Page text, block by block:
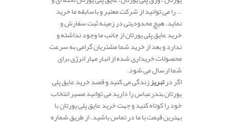
… را می توانید از شرکت معتبر و باسابقه ما خرید
نماید. هیچ محدودیتی در زمینه ثبت سفارش و
خرید عایق پلی یورتان از جانب ما وجود نداشته و
ندارد و بعد از خرید شما مشتریان گرامی به سرعت
محصولات خریداری شده از انبار مهار انرژی برای
شما ارسال می شود.
اگر درتبریززندگی می کنید و قصد خرید عایق پلی
یورتان بندرعباس را دارید می توانید مسیر انتخاب
خود را کوتاه کنید و جهت خرید عایق پلی یورتان با
بهترین قیمت با ما در تماس باشید. از طریق شماره